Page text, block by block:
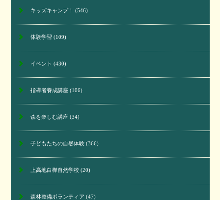
キッズキャンプ！ (546)
体験学習 (109)
イベント (430)
指導者養成講座(106)
森を楽しむ講座(34)
子どもたちの自然体験(366)
上高地白樺自然学校(20)
森林整備ボランティア (47)